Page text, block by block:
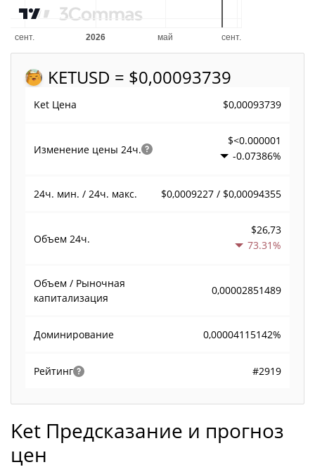
KETUSD = $0,00093739
Ket Цена $0,00093739
Изменение цены 24ч.
$<0.000001
-0.07386%
24ч. мин. / 24ч. макс. $0,0009227 / $0,00094355
Объем 24ч.
$26,73
73.31%
Объем / Рыночная
капитализация
0,00002851489
Доминирование 0,00004115142%
Рейтинг #2919
Ket Предсказание и прогноз
цен